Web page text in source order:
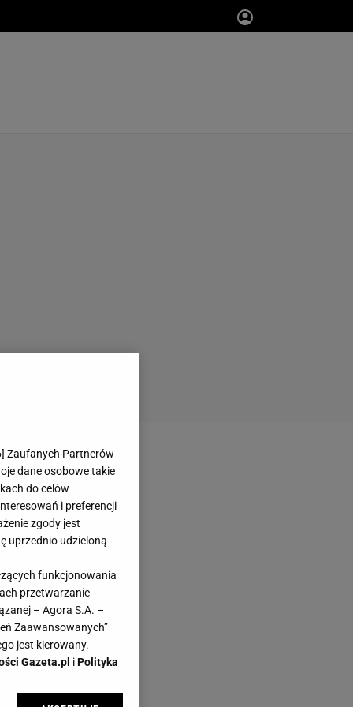
] Zaufanych Partnerów
dane osobowe takie
do celów
i preferencji
zgody jest
uprzednio udzieloną
funkcjonowania
przetwarzanie
– Agora S.A. –
Zaawansowanych”
jest kierowany.
Gazeta.pl iPolityka